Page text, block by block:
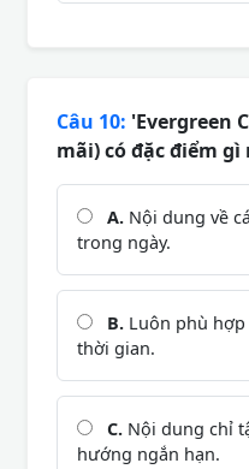
Câu 10: 'Evergreen
mãi) có đặc điểm gì
A. Nội dung về
trong ngày.
B. Luôn phù
thời gian.
C. Nội dung chỉ
hướng ngắn hạn.